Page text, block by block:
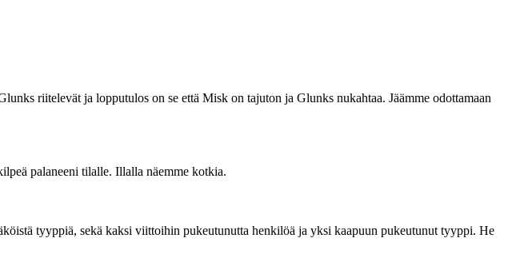
riitelevät ja lopputulos on se että Misk on tajuton ja Glunks nukahtaa. Jäämme odottamaan
palaneeni tilalle. Illalla näemme kotkia.
tyyppiä, sekä kaksi viittoihin pukeutunutta henkilöä ja yksi kaapuun pukeutunut tyyppi. He